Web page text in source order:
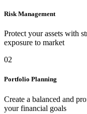
Risk Management
Protect your assets with
exposure to market
02
Portfolio Planning
Create a balanced and
your financial goals